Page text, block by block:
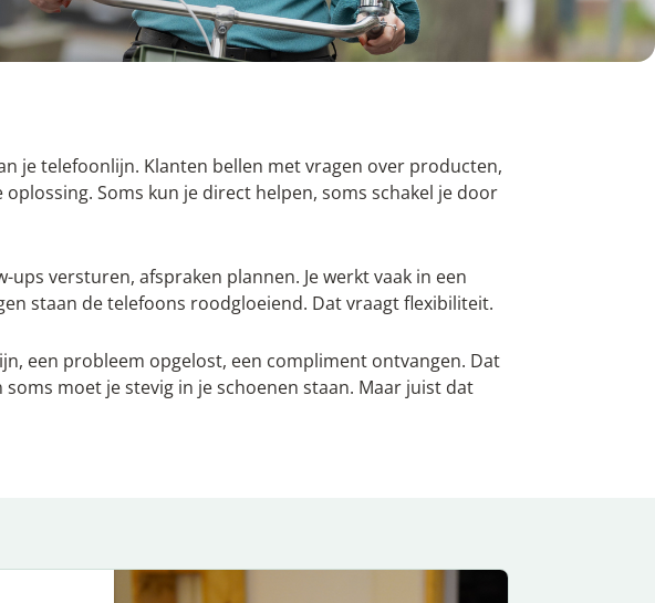
je telefoonlijn. Klanten bellen met vragen over producten,
Soms kun je direct helpen, soms schakel je door
versturen, afspraken plannen. Je werkt vaak in een
staan de telefoons roodgloeiend. Dat vraagt flexibiliteit.
een probleem opgelost, een compliment ontvangen. Dat
moet je stevig in je schoenen staan. Maar juist dat